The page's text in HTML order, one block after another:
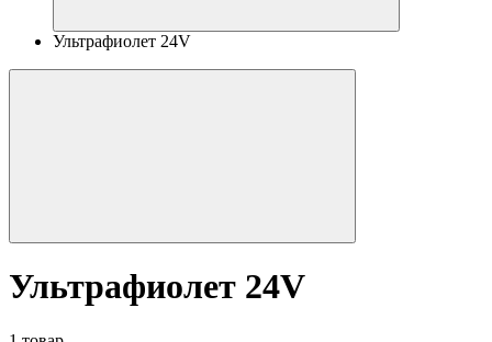
Ультрафиолет 24V
Ультрафиолет 24V